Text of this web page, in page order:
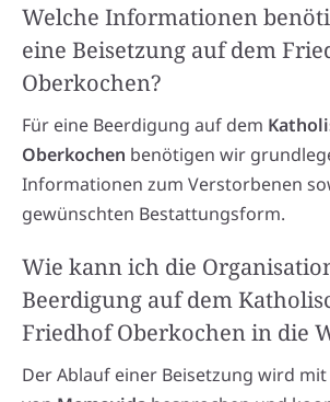
Welche Informationen
eine Beisetzung auf dem
Oberkochen?
Für eine Beerdigung auf dem
Oberkochen benötigen wir
Informationen zum Verstorbenen
gewünschten Bestattungsform.
Wie kann ich die
Beerdigung auf dem
Friedhof Oberkochen in die
Der Ablauf einer Beisetzung wird